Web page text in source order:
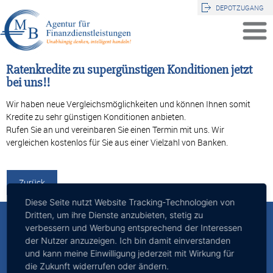
DEPOTZUGANG
Ratenkredite zu supergünstigen Konditionen jetzt
bei uns!!
Wir haben neue Vergleichsmöglichkeiten und können Ihnen somit
Kredite zu sehr günstigen Konditionen anbieten.
Rufen Sie an und vereinbaren Sie einen Termin mit uns. Wir
vergleichen kostenlos für Sie aus einer Vielzahl von Banken.
Zurück
MB - Agentur für Finanzdienstleistungen
Inhaber: Michael Bald
Ernsdorfstraße 2
57223 Kreuztal
Diese Seite nutzt Website Tracking-Technologien von
Dritten, um ihre Dienste anzubieten, stetig zu
verbessern und Werbung entsprechend der Interessen
der Nutzer anzuzeigen. Ich bin damit einverstanden
und kann meine Einwilligung jederzeit mit Wirkung für
die Zukunft widerrufen oder ändern.